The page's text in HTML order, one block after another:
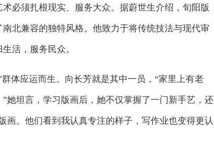
须扎根现实、服务大众。据蔚世生介绍，旬阳版
北兼容的独特风格。他致力于将传统技法与现代审
活，服务民众。
应运而生。向长芳就是其中一员，“家里上有老
她坦言，学习版画后，她不仅掌握了一门新手艺，还
画。他们看到我认真专注的样子，写作业也变得更认